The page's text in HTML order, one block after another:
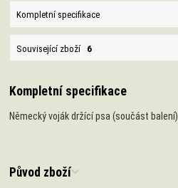
Kompletní specifikace
Související zboží 6
Kompletní specifikace
Německý voják držící psa (součást balení)
Původ zboží